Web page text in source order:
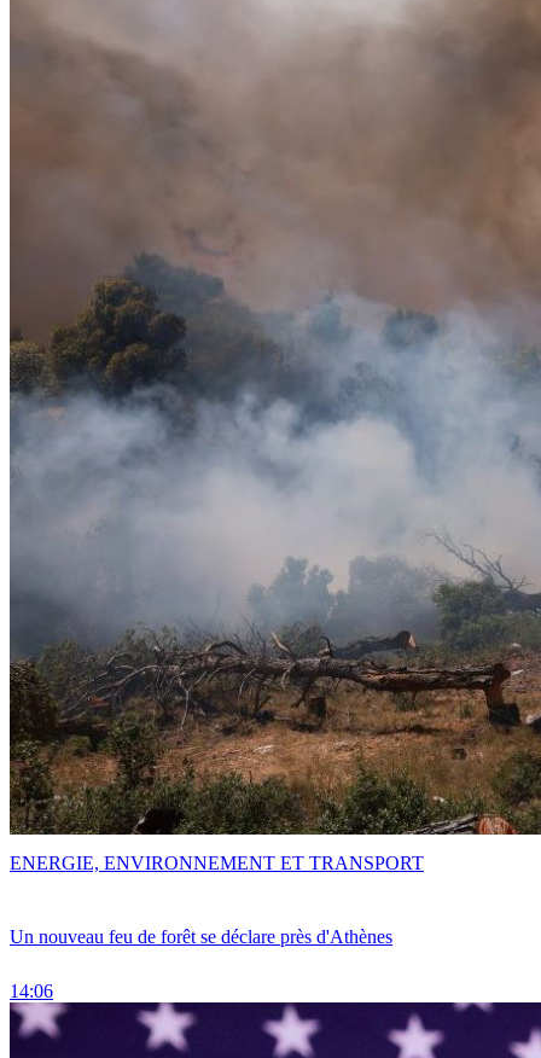
Un nouveau feu de forêt se déclare près d'Athènes
14:06
ENERGIE, ENVIRONNEMENT ET TRANSPORT